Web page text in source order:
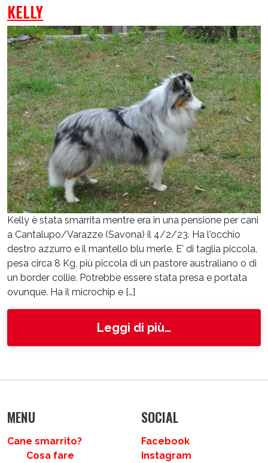
KELLY
Kelly è stata smarrita mentre era in una pensione per cani
a Cantalupo/Varazze (Savona) il 4/2/23. Ha l'occhio
destro azzurro e il mantello blu merle. E' di taglia piccola,
pesa circa 8 Kg, più piccola di un pastore australiano o di
un border collie. Potrebbe essere stata presa e portata
ovunque. Ha il microchip e […]
Leggi di più…from Kelly
MENU
Cane smarrito?
Cosa fare
SOCIAL
Facebook
Instagram